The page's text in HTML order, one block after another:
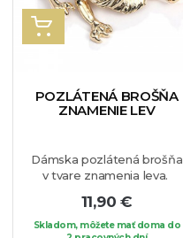
VLOŽIŤ DO KOŠÍKA
POZLÁTENÁ BROŠŇA
ZNAMENIE LEV
Dámska pozlátená brošňa
v tvare znamenia leva.
blúzku, sako alebo na Váš
obľúbený kúsok oblečenia.
11,90 €
Skladom, môžete mať doma do